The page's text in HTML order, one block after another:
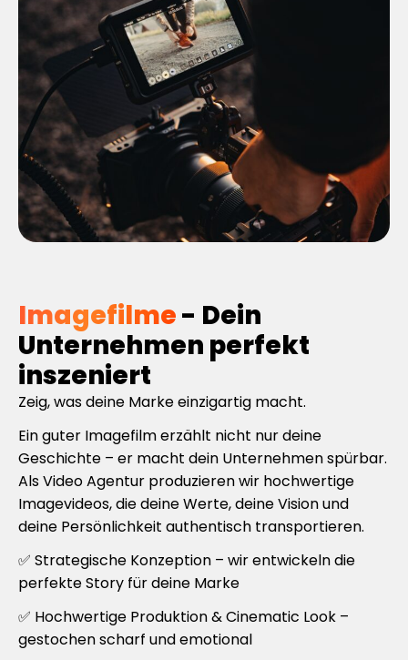
Imagefilme- Dein
Unternehmen perfekt
inszeniert
Zeig, was deine Marke einzigartig macht.
Ein guter Imagefilm erzählt nicht nur deine
Geschichte – er macht dein Unternehmen spürbar.
Als Video Agentur produzieren wir hochwertige
Imagevideos, die deine Werte, deine Vision und
deine Persönlichkeit authentisch transportieren.
✅ Strategische Konzeption – wir entwickeln die
perfekte Story für deine Marke
✅ Hochwertige Produktion & Cinematic Look –
gestochen scharf und emotional